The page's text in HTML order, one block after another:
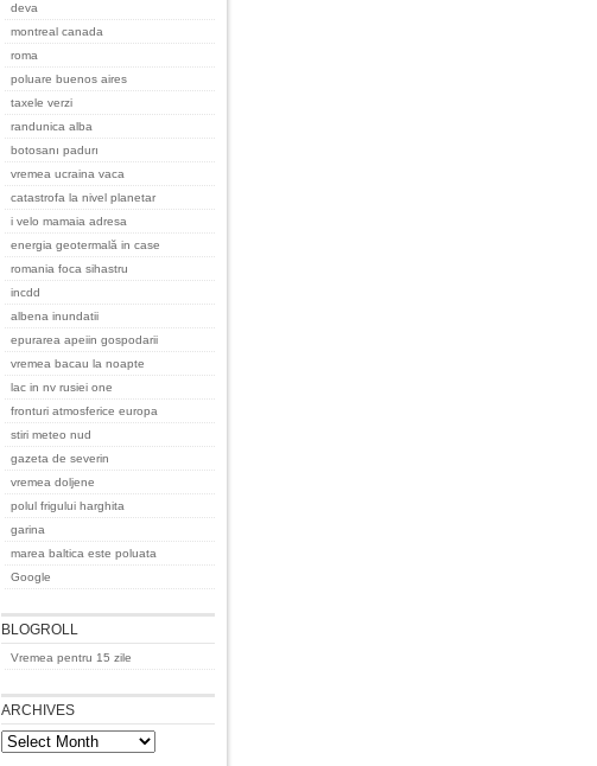
deva
montreal canada
roma
poluare buenos aires
taxele verzi
randunica alba
botosanı padurı
vremea ucraina vaca
catastrofa la nivel planetar
i velo mamaia adresa
energia geotermală in case
romania foca sihastru
incdd
albena inundatii
epurarea apeiin gospodarii
vremea bacau la noapte
lac in nv rusiei one
fronturi atmosferice europa
stiri meteo nud
gazeta de severin
vremea doljene
polul frigului harghita
garina
marea baltica este poluata
Google
BLOGROLL
Vremea pentru 15 zile
ARCHIVES
Archives